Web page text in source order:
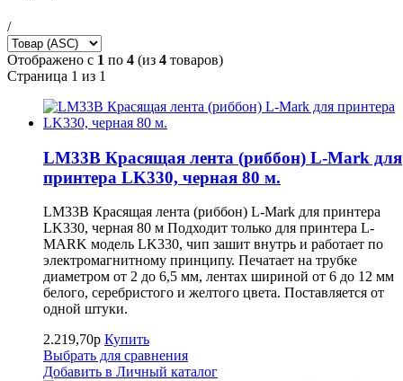
/
Отображено с 1 по 4 (из 4 товаров)
Страница 1 из 1
LM33B Красящая лента (риббон) L-Mark для
принтера LK330, черная 80 м.
LM33B Красящая лента (риббон) L-Mark для принтера
LK330, черная 80 м Подходит только для принтера L-
MARK модель LK330, чип зашит внутрь и работает по
электромагнитному принципу. Печатает на трубке
диаметром от 2 до 6,5 мм, лентах шириной от 6 до 12 мм
белого, серебристого и желтого цвета. Поставляется от
одной штуки.
2.219,70р Купить
Выбрать для сравнения
Добавить в Личный каталог